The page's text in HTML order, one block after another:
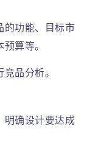
的功能、目标市
算等。
品分析。
明确设计要达成